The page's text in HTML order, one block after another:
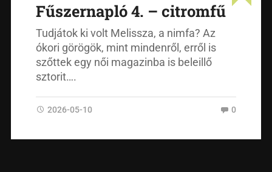
Fűszernapló 4. – citromfű
Tudjátok ki volt Melissza, a nimfa? Az
ókori görögök, mint mindenről, erről is
szőttek egy női magazinba is beleillő
sztorit….
2026-05-10 0